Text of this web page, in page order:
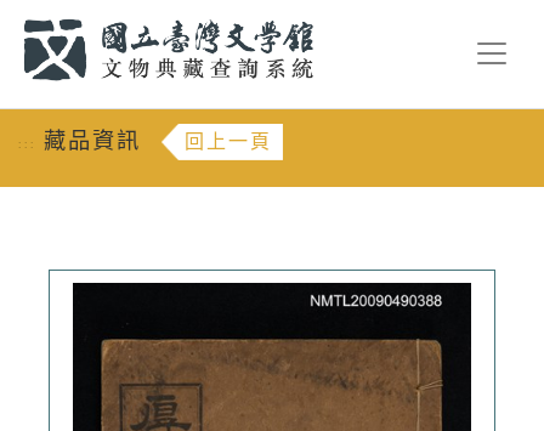
::: 藏品資訊 回上一頁